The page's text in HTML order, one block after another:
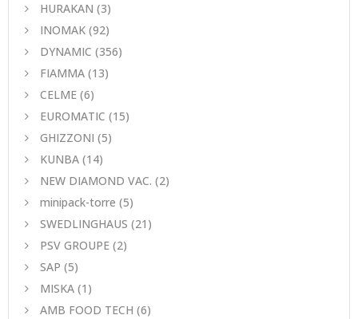
HURAKAN (3)
INOMAK (92)
DYNAMIC (356)
FIAMMA (13)
CELME (6)
EUROMATIC (15)
GHIZZONI (5)
KUNBA (14)
NEW DIAMOND VAC. (2)
minipack-torre (5)
SWEDLINGHAUS (21)
PSV GROUPE (2)
SAP (5)
MISKA (1)
AMB FOOD TECH (6)